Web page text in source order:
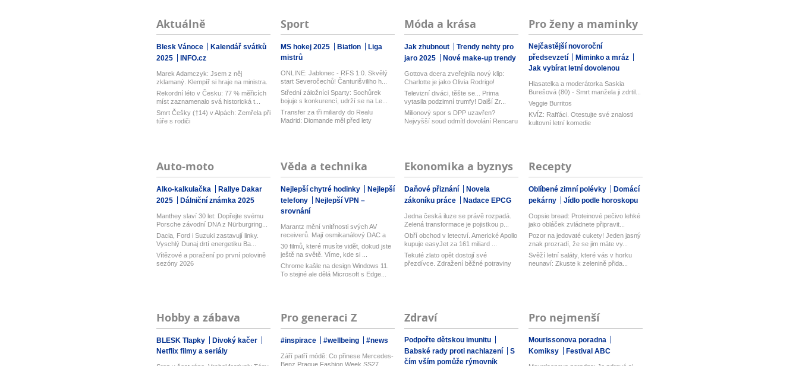
Aktuálně
Blesk Vánoce
Kalendář svátků
2025
INFO.cz
Marek Adamczyk: Jsem z něj
zklamaný. Klempíř si hraje na ministra.
Nes...
Rekordní léto v Česku: 77 % měřicích
míst zaznamenalo svá historická t...
Smrt Češky (†14) v Alpách: Zemřela při
túře s rodiči
Sport
MS hokej 2025 Biatlon
Liga
mistrů
ONLINE: Jablonec - RFS 1:0. Skvělý
start Severočechů! Čanturišviliho h...
Střední záložníci Sparty: Sochůrek
bojuje s konkurencí, udrží se na Le...
Transfer za tři miliardy do Realu
Madrid: Diomande měl před lety
Móda a krása
Jak zhubnout
Trendy nehty pro
jaro 2025
Nové make-up trendy
Gottova dcera zveřejnila nový klip:
Charlotte je jako Olivia Rodrigo!
Televizní diváci, těšte se... Prima
vytasila podzimní trumfy! Další Zr...
Milionový spor s DPP uzavřen?
Nejvyšší soud odmítl dovolání Rencaru
Pro ženy a maminky
Nejčastější novoroční
předsevzetí
Miminko a mráz
Jak vybírat letní dovolenou
Hlasatelka a moderátorka Saskia
Burešová (80) - Smrt manžela ji zdrtil...
Veggie Burritos
KVÍZ: Rafťáci. Otestujte své znalosti
kultovní letní komedie
Auto-moto
Alko-kalkulačka
Rallye Dakar
2025
Dálniční známka 2025
Manthey slaví 30 let: Dopřejte svému
Porsche závodní DNA z Nürburgring...
Dacia, Ford i Suzuki zastavují linky.
Vyschlý Dunaj drtí energetiku Ba...
Vítězové a poražení po první polovině
sezóny 2026
Věda a technika
Nejlepší chytré hodinky
Nejlepší
telefony
Nejlepší VPN –
srovnání
Marantz mění vnitřnosti svých AV
receiverů. Mají osmikanálový DAC a
Di...
30 filmů, které musíte vidět, dokud jste
ještě na světě. Víme, kde si ...
Chrome kašle na design Windows 11.
To stejné ale dělá Microsoft s Edge...
Ekonomika a byznys
Daňové přiznání
Novela
zákoníku práce
Nadace EPCG
Jedna česká iluze se právě rozpadá.
Zelená transformace je pojistkou p...
Obří obchod v letectví. Americké Apollo
kupuje easyJet za 161 miliard ...
Tekuté zlato opět dostojí své
přezdívce. Zdražení běžné potraviny
Recepty
Oblíbené zimní polévky
Domácí
pekárny
Jídlo podle horoskopu
Oopsie bread: Proteinové pečivo lehké
jako obláček zvládnete připravit...
Pozor na jedovaté cukety! Jeden jasný
znak prozradí, že se jim máte vy...
Svěží letní saláty, které vás v horku
neunaví: Zkuste k zelenině přida...
Hobby a zábava
BLESK Tlapky
Divoký kačer
Netflix filmy a seriály
Pro generaci Z
#inspirace #wellbeing #news
Září patří módě: Co přinese Mercedes-
Benz Prague Fashion Week SS27
Zdraví
Podpořte dětskou imunitu
Babské rady proti nachlazení
S
čím vším pomůže rýmovník
Pro nejmenší
Mourissonova poradna
Komiksy
Festival ABC